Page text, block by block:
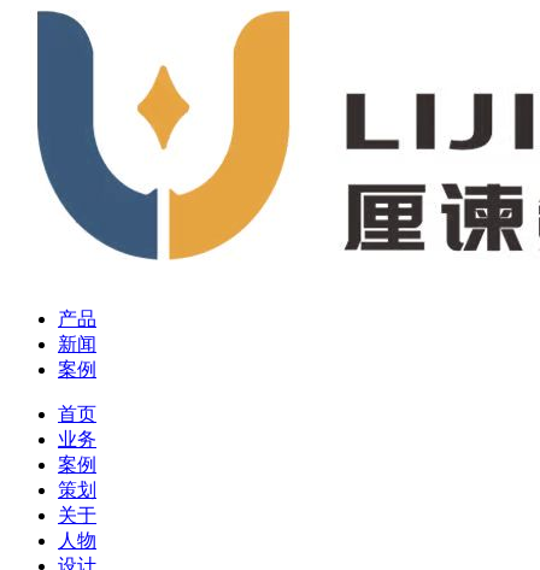
产品
新闻
案例
首页
业务
案例
策划
关于
人物
设计